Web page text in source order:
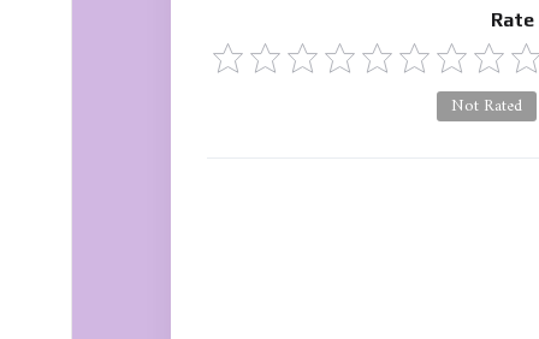
Not Rated